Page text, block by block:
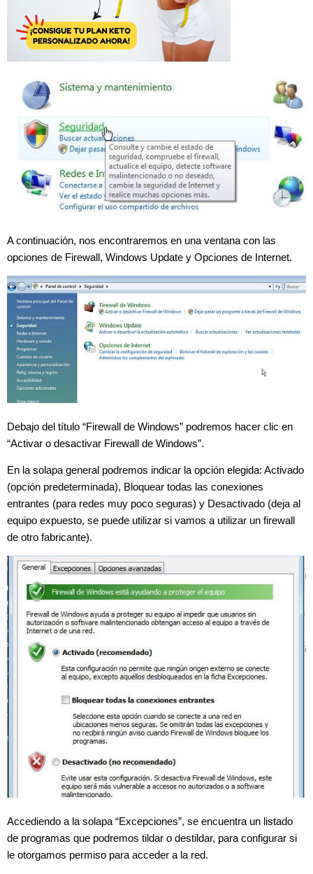
A continuación, nos encontraremos en una ventana con las
opciones de Firewall, Windows Update y Opciones de Internet.
Debajo del título “Firewall de Windows” podremos hacer clic en
“Activar o desactivar Firewall de Windows”.
En la solapa general podremos indicar la opción elegida: Activado
(opción predeterminada), Bloquear todas las conexiones
entrantes (para redes muy poco seguras) y Desactivado (deja al
equipo expuesto, se puede utilizar si vamos a utilizar un firewall
de otro fabricante).
Accediendo a la solapa “Excepciones”, se encuentra un listado
de programas que podremos tildar o destildar, para configurar si
le otorgamos permiso para acceder a la red.